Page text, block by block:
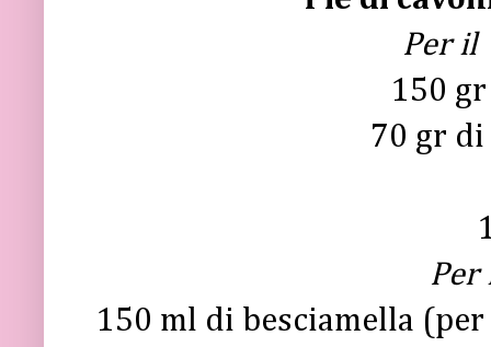
Per il
150
70 gr
150 ml di besciamella